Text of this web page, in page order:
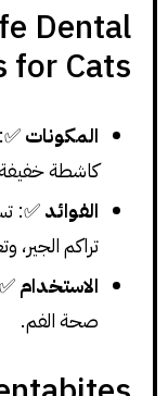
Dental
for Cats
المكونات
كاشطة
الفوائد✅:
تراكم الجير،
الاستخدام
صحة الفم.